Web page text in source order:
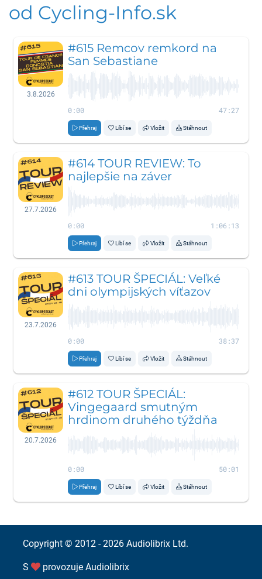
od Cycling-Info.sk
3.8.2026
#615 Remcov remkord na
San Sebastiane
0:00 47:27
Přehraj Líbí se Vložit Stáhnout
27.7.2026
#614 TOUR REVIEW: To
najlepšie na záver
0:00 1:06:13
Přehraj Líbí se Vložit Stáhnout
23.7.2026
#613 TOUR ŠPECIÁL: Veľké
dni olympijských víťazov
0:00 38:37
Přehraj Líbí se Vložit Stáhnout
20.7.2026
#612 TOUR ŠPECIÁL:
Vingegaard smutným
hrdinom druhého týždňa
0:00 50:01
Přehraj Líbí se Vložit Stáhnout
Copyright © 2012 - 2026 Audiolibrix Ltd.
S provozuje Audiolibrix